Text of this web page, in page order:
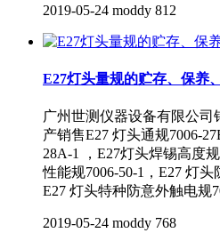
2019-05-24 moddy 812
E27灯头量规的贮存、保养
广州世测仪器设备有限公司
产销售E27 灯头通规7006-
28A-1 ，E27灯头焊锡高度
性能规7006-50-1，E27 灯头
E27 灯头特种防意外触电规
2019-05-24 moddy 768